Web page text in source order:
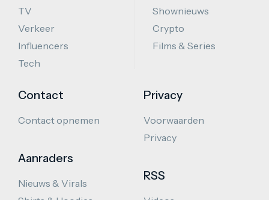
TV
Verkeer
Influencers
Tech
Shownieuws
Crypto
Films & Series
Contact
Contact opnemen
Aanraders
Nieuws & Virals
Privacy
Voorwaarden
Privacy
RSS